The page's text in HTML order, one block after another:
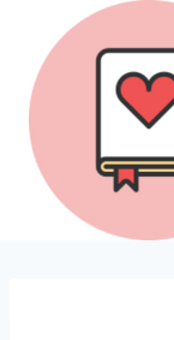
Перейти
содержимому